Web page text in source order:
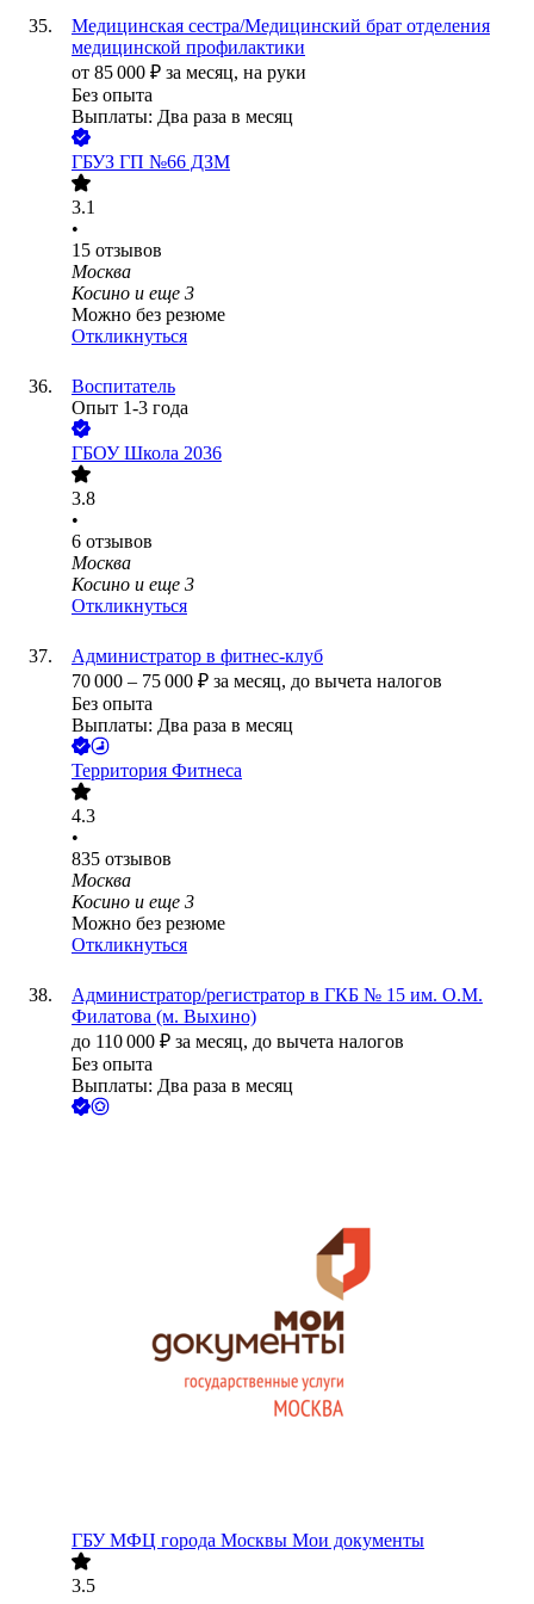
Медицинская сестра/Медицинский брат отделения
медицинской профилактики
от 85 000 ₽ за месяц, на руки
Без опыта
Выплаты: Два раза в месяц
ГБУЗ ГП №66 ДЗМ
3.1
•
15 отзывов
Москва
Косино и еще 3
Можно без резюме
Откликнуться
Воспитатель
Опыт 1-3 года
ГБОУ Школа 2036
3.8
•
6 отзывов
Москва
Косино и еще 3
Откликнуться
Администратор в фитнес-клуб
70 000 – 75 000 ₽ за месяц, до вычета налогов
Без опыта
Выплаты: Два раза в месяц
Территория Фитнеса
4.3
•
835 отзывов
Москва
Косино и еще 3
Можно без резюме
Откликнуться
Администратор/регистратор в ГКБ № 15 им. О.М.
Филатова (м. Выхино)
до 110 000 ₽ за месяц, до вычета налогов
Без опыта
Выплаты: Два раза в месяц
ГБУ МФЦ города Москвы Мои документы
3.5